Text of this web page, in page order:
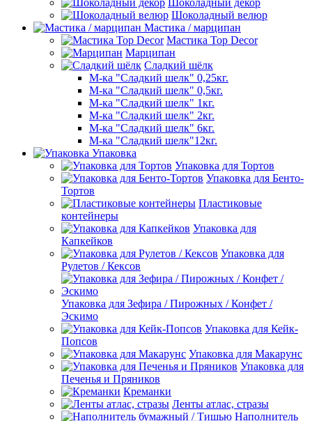
Шоколадный декор
Шоколадный велюр
Мастика / марципан
Мастика Top Decor
Марципан
Сладкий шёлк
М-ка "Сладкий шелк" 0,25кг.
М-ка "Сладкий шелк" 0,5кг.
М-ка "Сладкий шелк" 1кг.
М-ка "Сладкий шелк" 2кг.
М-ка "Сладкий шелк" 6кг.
М-ка "Сладкий шелк"12кг.
Упаковка
Упаковка для Тортов
Упаковка для Бенто-
Тортов
Пластиковые
контейнеры
Упаковка для
Капкейков
Упаковка для
Рулетов / Кексов
Упаковка для Зефира / Пирожных / Конфет /
Эскимо
Упаковка для Кейк-
Попсов
Упаковка для Макарунс
Упаковка для
Печенья и Пряников
Креманки
Ленты атлас, стразы
Наполнитель